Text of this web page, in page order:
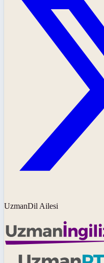
UzmanDil Ailesi